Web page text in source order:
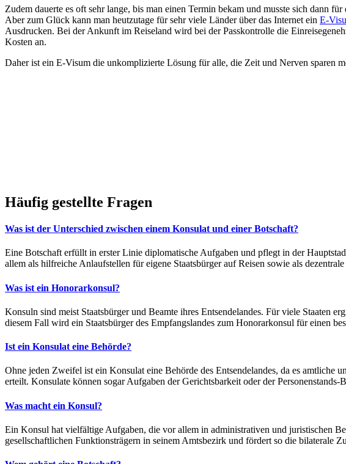
Zudem dauerte es oft sehr lange, bis man einen Termin bekam und musste sich dann
Aber zum Glück kann man heutzutage für sehr viele Länder über das Internet ein E-
Ausdrucken. Bei der Ankunft im Reiseland wird bei der Passkontrolle die
Kosten an.
Daher ist ein E-Visum die unkomplizierte Lösung für alle, die Zeit und Nerven sparen
Häufig gestellte Fragen
Was ist der Unterschied zwischen einem Konsulat und einer Botschaft?
Eine Botschaft erfüllt in erster Linie diplomatische Aufgaben und pflegt in der
allem als hilfreiche Anlaufstellen für eigene Staatsbürger auf Reisen sowie als
Was ist ein Honorarkonsul?
Konsuln sind meist Staatsbürger und Beamte ihres Entsendelandes. Für viele
diesem Fall wird ein Staatsbürger des Empfangslandes zum Honorarkonsul für einen
Ist ein Konsulat eine Behörde?
Ohne jeden Zweifel ist ein Konsulat eine Behörde des Entsendelandes, da es
erteilt. Konsulate können sogar Aufgaben der Gerichtsbarkeit oder der Personenstands-
Was macht ein Konsul?
Ein Konsul hat vielfältige Aufgaben, die vor allem in administrativen und juristischen
gesellschaftlichen Funktionsträgern in seinem Amtsbezirk und fördert so die bilaterale